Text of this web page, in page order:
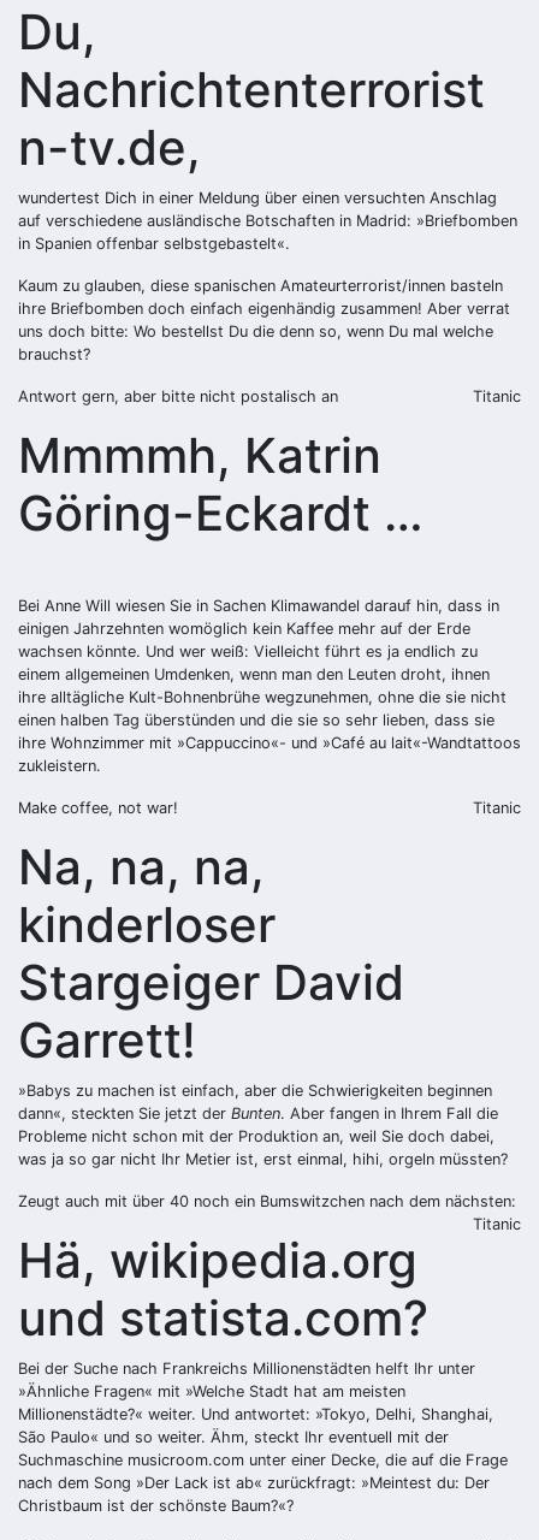
Du,
Nachrichtenterrorist
n-tv.de,
wundertest Dich in einer Meldung über einen versuchten Anschlag
auf verschiedene ausländische Botschaften in Madrid: »Briefbomben
in Spanien offenbar selbstgebastelt«.
Kaum zu glauben, diese spanischen Amateurterrorist/innen basteln
ihre Briefbomben doch einfach eigenhändig zusammen! Aber verrat
uns doch bitte: Wo bestellst Du die denn so, wenn Du mal welche
brauchst?
Antwort gern, aber bitte nicht postalisch an Titanic
Mmmmh, Katrin
Göring-Eckardt …
Bei Anne Will wiesen Sie in Sachen Klimawandel darauf hin, dass in
einigen Jahrzehnten womöglich kein Kaffee mehr auf der Erde
wachsen könnte. Und wer weiß: Vielleicht führt es ja endlich zu
einem allgemeinen Umdenken, wenn man den Leuten droht, ihnen
ihre alltägliche Kult-Bohnenbrühe wegzunehmen, ohne die sie nicht
einen halben Tag überstünden und die sie so sehr lieben, dass sie
ihre Wohnzimmer mit »Cappuccino«- und »Café au lait«-Wandtattoos
zukleistern.
Make coffee, not war! Titanic
Na, na, na,
kinderloser
Stargeiger David
Garrett!
»Babys zu machen ist einfach, aber die Schwierigkeiten beginnen
dann«, steckten Sie jetzt der Bunten. Aber fangen in Ihrem Fall die
Probleme nicht schon mit der Produktion an, weil Sie doch dabei,
was ja so gar nicht Ihr Metier ist, erst einmal, hihi, orgeln müssten?
Zeugt auch mit über 40 noch ein Bumswitzchen nach dem nächsten:
Titanic
Hä, wikipedia.org
und statista.com?
Bei der Suche nach Frankreichs Millionenstädten helft Ihr unter
»Ähnliche Fragen« mit »Welche Stadt hat am meisten
Millionenstädte?« weiter. Und antwortet: »Tokyo, Delhi, Shanghai,
São Paulo« und so weiter. Ähm, steckt Ihr eventuell mit der
Suchmaschine musicroom.com unter einer Decke, die auf die Frage
nach dem Song »Der Lack ist ab« zurückfragt: »Meintest du: Der
Christbaum ist der schönste Baum?«?